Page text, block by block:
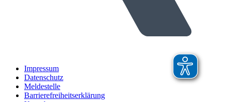
Impressum
Datenschutz
Meldestelle
Barrierefreiheitserklärung